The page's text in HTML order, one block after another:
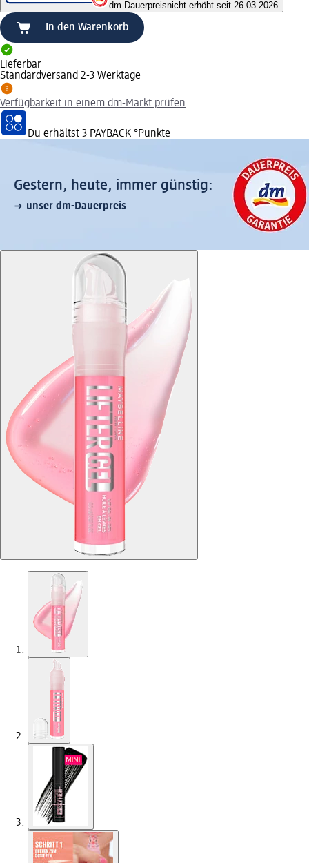
dm-Dauerpreisnicht erhöht seit 26.03.2026
In den Warenkorb
Lieferbar
Standardversand 2-3 Werktage
Verfügbarkeit in einem dm-Markt prüfen
Du erhältst 3 PAYBACK °Punkte
Gestern, heute, immer günstig:
unser dm-Dauerpreis